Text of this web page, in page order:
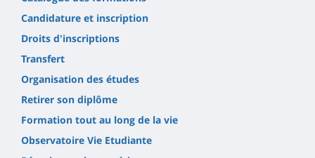
Candidature et inscription
Droits d'inscriptions
Transfert
Organisation des études
Retirer son diplôme
Formation tout au long de la vie
Observatoire Vie Etudiante